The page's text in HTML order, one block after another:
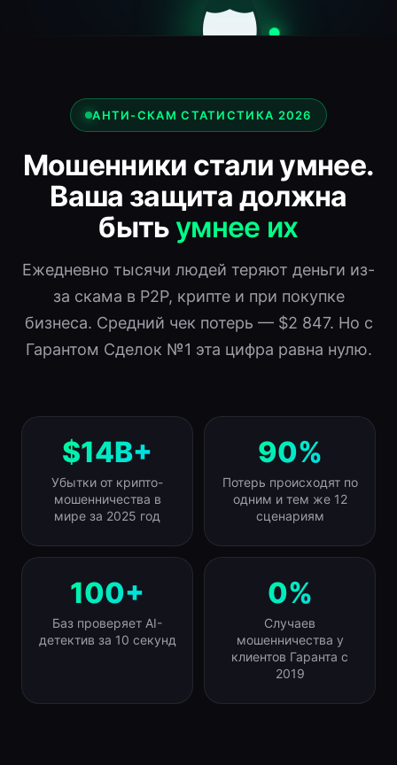
АНТИ-СКАМ СТАТИСТИКА 2026
Мошенники стали умнее.
Ваша защита должна
быть умнее их
Ежедневно тысячи людей теряют деньги из-
за скама в P2P, крипте и при покупке
бизнеса. Средний чек потерь — $2 847. Но с
Гарантом Сделок №1 эта цифра равна нулю.
$14B+
Убытки от крипто-
мошенничества в
мире за 2025 год
90%
Потерь происходят по
одним и тем же 12
сценариям
100+
Баз проверяет AI-
детектив за 10 секунд
0%
Случаев
мошенничества у
клиентов Гаранта с
2019